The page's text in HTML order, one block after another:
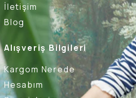
İletişim
Blog
Alışveriş Bilgileri
Kargom Nerede
Hesabım